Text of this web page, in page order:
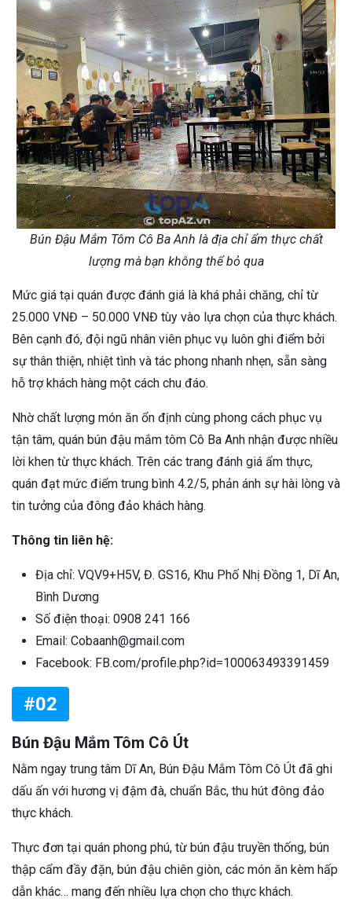
Bún Đậu Mắm Tôm Cô Ba Anh là địa chỉ ẩm thực chất
lượng mà bạn không thể bỏ qua
Mức giá tại quán được đánh giá là khá phải chăng, chỉ từ
25.000 VNĐ – 50.000 VNĐ tùy vào lựa chọn của thực khách.
Bên cạnh đó, đội ngũ nhân viên phục vụ luôn ghi điểm bởi
sự thân thiện, nhiệt tình và tác phong nhanh nhẹn, sẵn sàng
hỗ trợ khách hàng một cách chu đáo.
Nhờ chất lượng món ăn ổn định cùng phong cách phục vụ
tận tâm, quán bún đậu mắm tôm Cô Ba Anh nhận được nhiều
lời khen từ thực khách. Trên các trang đánh giá ẩm thực,
quán đạt mức điểm trung bình 4.2/5, phản ánh sự hài lòng và
tin tưởng của đông đảo khách hàng.
Thông tin liên hệ:
Địa chỉ: VQV9+H5V, Đ. GS16, Khu Phố Nhị Đồng 1, Dĩ An,
Bình Dương
Số điện thoại: 0908 241 166
Email: Cobaanh@gmail.com
Facebook: FB.com/profile.php?id=100063493391459
#02
Bún Đậu Mắm Tôm Cô Út
Nằm ngay trung tâm Dĩ An, Bún Đậu Mắm Tôm Cô Út đã ghi
dấu ấn với hương vị đậm đà, chuẩn Bắc, thu hút đông đảo
thực khách.
Thực đơn tại quán phong phú, từ bún đậu truyền thống, bún
thập cẩm đầy đặn, bún đậu chiên giòn, các món ăn kèm hấp
dẫn khác… mang đến nhiều lựa chọn cho thực khách.